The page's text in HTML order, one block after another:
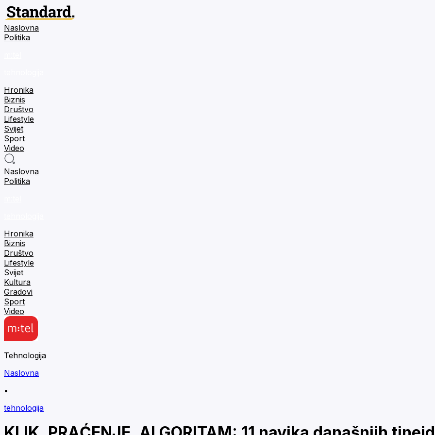
Naslovna
Politika
Hronika
Biznis
Društvo
Lifestyle
Svijet
Sport
Video
Naslovna
Politika
Hronika
Biznis
Društvo
Lifestyle
Svijet
Kultura
Gradovi
Sport
Video
Tehnologija
Naslovna
•
tehnologija